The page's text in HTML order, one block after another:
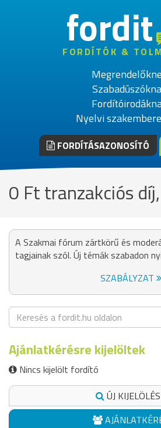
fordit
FORDÍTÓK &
Nyelvi
FORDÍTÁSAZONOSÍTÓ
0 Ft tranzakciós díj,
A Szakmai fórum zártkörű és
tagjainak szól. Új témák szabadon
SZABÁLYZAT
Ajánlatkérésre kijelöltek
Nincs kijelölt fordító
ÚJ